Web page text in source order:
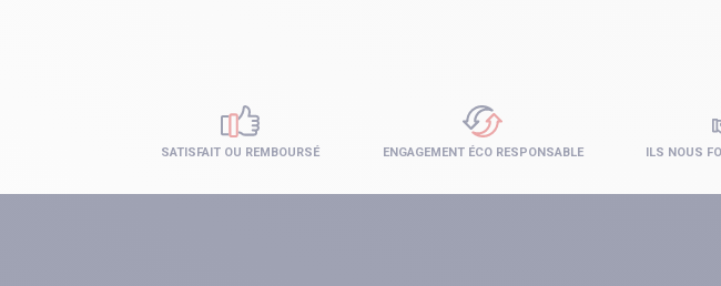
SATISFAIT OU REMBOURSÉ ENGAGEMENT ÉCO RESPONSABLE ILS NOUS